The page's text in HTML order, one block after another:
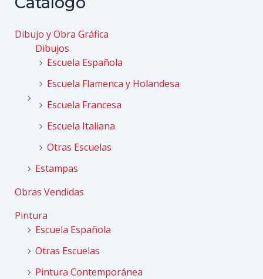
Dibujo y Obra Gráfica
Dibujos
Escuela Española
Escuela Flamenca y Holandesa
Escuela Francesa
Escuela Italiana
Otras Escuelas
Estampas
Obras Vendidas
Pintura
Escuela Española
Otras Escuelas
Pintura Contemporánea